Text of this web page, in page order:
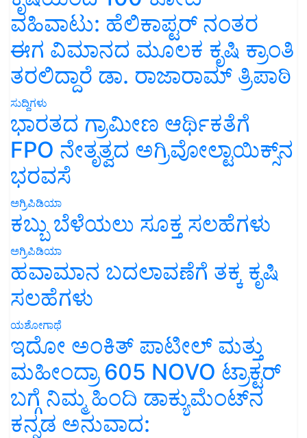
ವಹಿವಾಟು: ಹೆಲಿಕಾಪ್ಟರ್ ನಂತರ
ಈಗ ವಿಮಾನದ ಮೂಲಕ ಕೃಷಿ ಕ್ರಾಂತಿ
ತರಲಿದ್ದಾರೆ ಡಾ. ರಾಜಾರಾಮ್ ತ್ರಿಪಾಠಿ
ಸುದ್ದಿಗಳು
ಭಾರತದ ಗ್ರಾಮೀಣ ಆರ್ಥಿಕತೆಗೆ
FPO ನೇತೃತ್ವದ ಅಗ್ರಿವೋಲ್ಟಾಯಿಕ್ಸ್‌ನ
ಭರವಸೆ
ಅಗ್ರಿಪಿಡಿಯಾ
ಕಬ್ಬು ಬೆಳೆಯಲು ಸೂಕ್ತ ಸಲಹೆಗಳು
ಅಗ್ರಿಪಿಡಿಯಾ
ಹವಾಮಾನ ಬದಲಾವಣೆಗೆ ತಕ್ಕ ಕೃಷಿ
ಸಲಹೆಗಳು
ಯಶೋಗಾಥೆ
ಇದೋ ಅಂಕಿತ್ ಪಾಟೀಲ್ ಮತ್ತು
ಮಹೀಂದ್ರಾ 605 NOVO ಟ್ರಾಕ್ಟರ್
ಬಗ್ಗೆ ನಿಮ್ಮ ಹಿಂದಿ ಡಾಕ್ಯುಮೆಂಟ್‌ನ
ಕನ್ನಡ ಅನುವಾದ: